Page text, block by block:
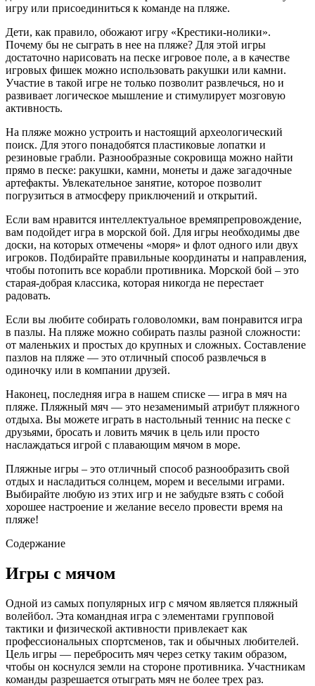
игру или присоединиться к команде на пляже.
Дети, как правило, обожают игру «Крестики-нолики».
Почему бы не сыграть в нее на пляже? Для этой игры
достаточно нарисовать на песке игровое поле, а в качестве
игровых фишек можно использовать ракушки или камни.
Участие в такой игре не только позволит развлечься, но и
развивает логическое мышление и стимулирует мозговую
активность.
На пляже можно устроить и настоящий археологический
поиск. Для этого понадобятся пластиковые лопатки и
резиновые грабли. Разнообразные сокровища можно найти
прямо в песке: ракушки, камни, монеты и даже загадочные
артефакты. Увлекательное занятие, которое позволит
погрузиться в атмосферу приключений и открытий.
Если вам нравится интеллектуальное времяпрепровождение,
вам подойдет игра в морской бой. Для игры необходимы две
доски, на которых отмечены «моря» и флот одного или двух
игроков. Подбирайте правильные координаты и направления,
чтобы потопить все корабли противника. Морской бой – это
старая-добрая классика, которая никогда не перестает
радовать.
Если вы любите собирать головоломки, вам понравится игра
в пазлы. На пляже можно собирать пазлы разной сложности:
от маленьких и простых до крупных и сложных. Составление
пазлов на пляже — это отличный способ развлечься в
одиночку или в компании друзей.
Наконец, последняя игра в нашем списке — игра в мяч на
пляже. Пляжный мяч — это незаменимый атрибут пляжного
отдыха. Вы можете играть в настольный теннис на песке с
друзьями, бросать и ловить мячик в цель или просто
наслаждаться игрой с плавающим мячом в море.
Пляжные игры – это отличный способ разнообразить свой
отдых и насладиться солнцем, морем и веселыми играми.
Выбирайте любую из этих игр и не забудьте взять с собой
хорошее настроение и желание весело провести время на
пляже!
Содержание
Игры с мячом
Одной из самых популярных игр с мячом является пляжный
волейбол. Эта командная игра с элементами групповой
тактики и физической активности привлекает как
профессиональных спортсменов, так и обычных любителей.
Цель игры — перебросить мяч через сетку таким образом,
чтобы он коснулся земли на стороне противника. Участникам
команды разрешается отыграть мяч не более трех раз.